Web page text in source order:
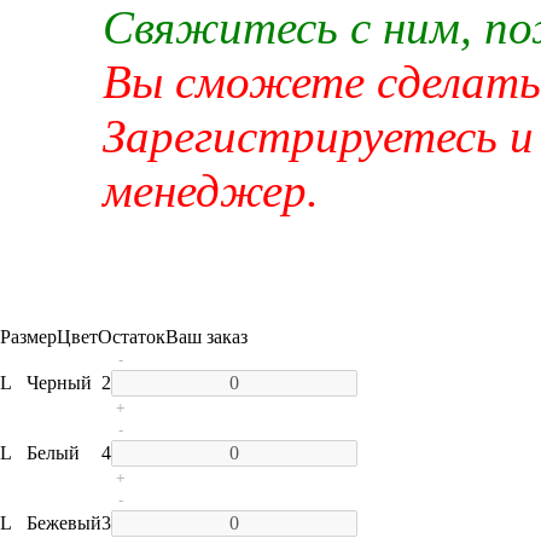
Свяжитесь с ним,
Вы сможете сделать
Зарегистрируетесь
менеджер.
РазмерЦветОстатокВаш заказ
L Черный 2
-
+
L Белый 4
-
+
L Бежевый3
-